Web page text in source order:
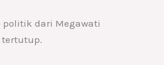
dari Megawati
tertutup.